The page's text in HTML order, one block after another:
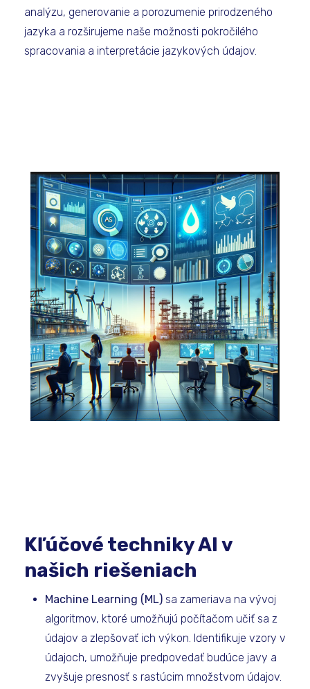
analýzu, generovanie a porozumenie prirodzeného
jazyka a rozširujeme naše možnosti pokročilého
spracovania a interpretácie jazykových údajov.
Kľúčové techniky AI v
našich riešeniach
Machine Learning (ML) sa zameriava na vývoj
algoritmov, ktoré umožňujú počítačom učiť sa z
údajov a zlepšovať ich výkon. Identifikuje vzory v
údajoch, umožňuje predpovedať budúce javy a
zvyšuje presnosť s rastúcim množstvom údajov.